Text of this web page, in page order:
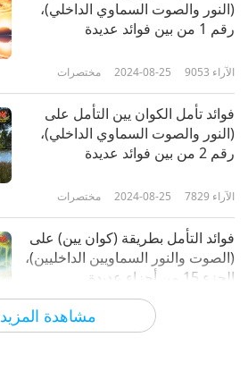
مشاهدة المزيد
(النور والصوت السماوي الداخلي)،
رقم 1 من بين فوائد عديدة
مختصرات 2024-08-25 9053 الآراء
فوائد تأمل الكوان يين التأمل على
(النور والصوت السماوي الداخلي)،
رقم 2 من بين فوائد عديدة
مختصرات 2024-08-25 7829 الآراء
فوائد التأمل بطريقة (كوان يين) على
(الصوت والنور السماويين الداخليين)،
الجزء 15 من أجزاء عديدة.
مختصرات 2024-10-25